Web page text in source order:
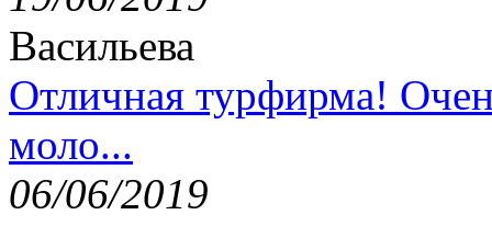
Васильева
Отличная турфирма!
моло...
06/06/2019